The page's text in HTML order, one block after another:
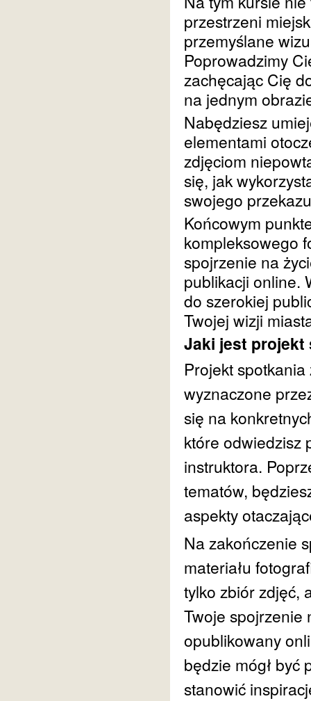
przestrzeni
przemyślane
Poprowadzimy
zachęcając Cię
na jednym
Nabędziesz
elementami
zdjęciom
się, jak
swojego
Końcowym
kompleksowego
spojrzenie na
publikacji online.
do szerokiej
Twojej wizji
Jaki jest projekt
Projekt
wyznaczone
się na
które odwiedzisz
instruktora.
tematów,
aspekty
Na zakończenie
materiału
tylko zbiór zdjęć,
Twoje spojrzenie
opublikowany
będzie mógł być
stanowić